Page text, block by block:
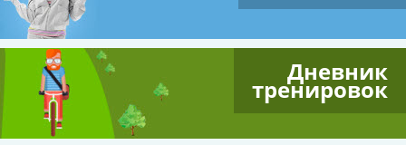
Дневник
тренировок